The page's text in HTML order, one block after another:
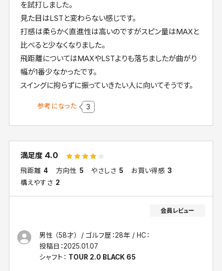
を試打しました。
見た目はLSTと変わらない感じです。
打感は柔らかく直進性は高いのですがスピン量はMAXと
比べると少なくなりました。
飛距離についてはMAXやLSTよりも落ちましたが曲がり
幅が1番少なかったです。
スイングに拘らずに振っていきたい人に向いてそうです。
参考になった 3
満足度 4.0
飛距離 4 方向性 5 やさしさ 5 お買い得感 3
構えやすさ 2
男性 （58才） ゴルフ歴：28年
HC：
投稿日：2025.01.07
シャフト： TOUR 2.0 BLACK 65